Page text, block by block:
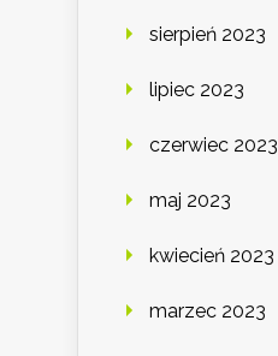
sierpień 2023
lipiec 2023
czerwiec 2023
maj 2023
kwiecień 2023
marzec 2023